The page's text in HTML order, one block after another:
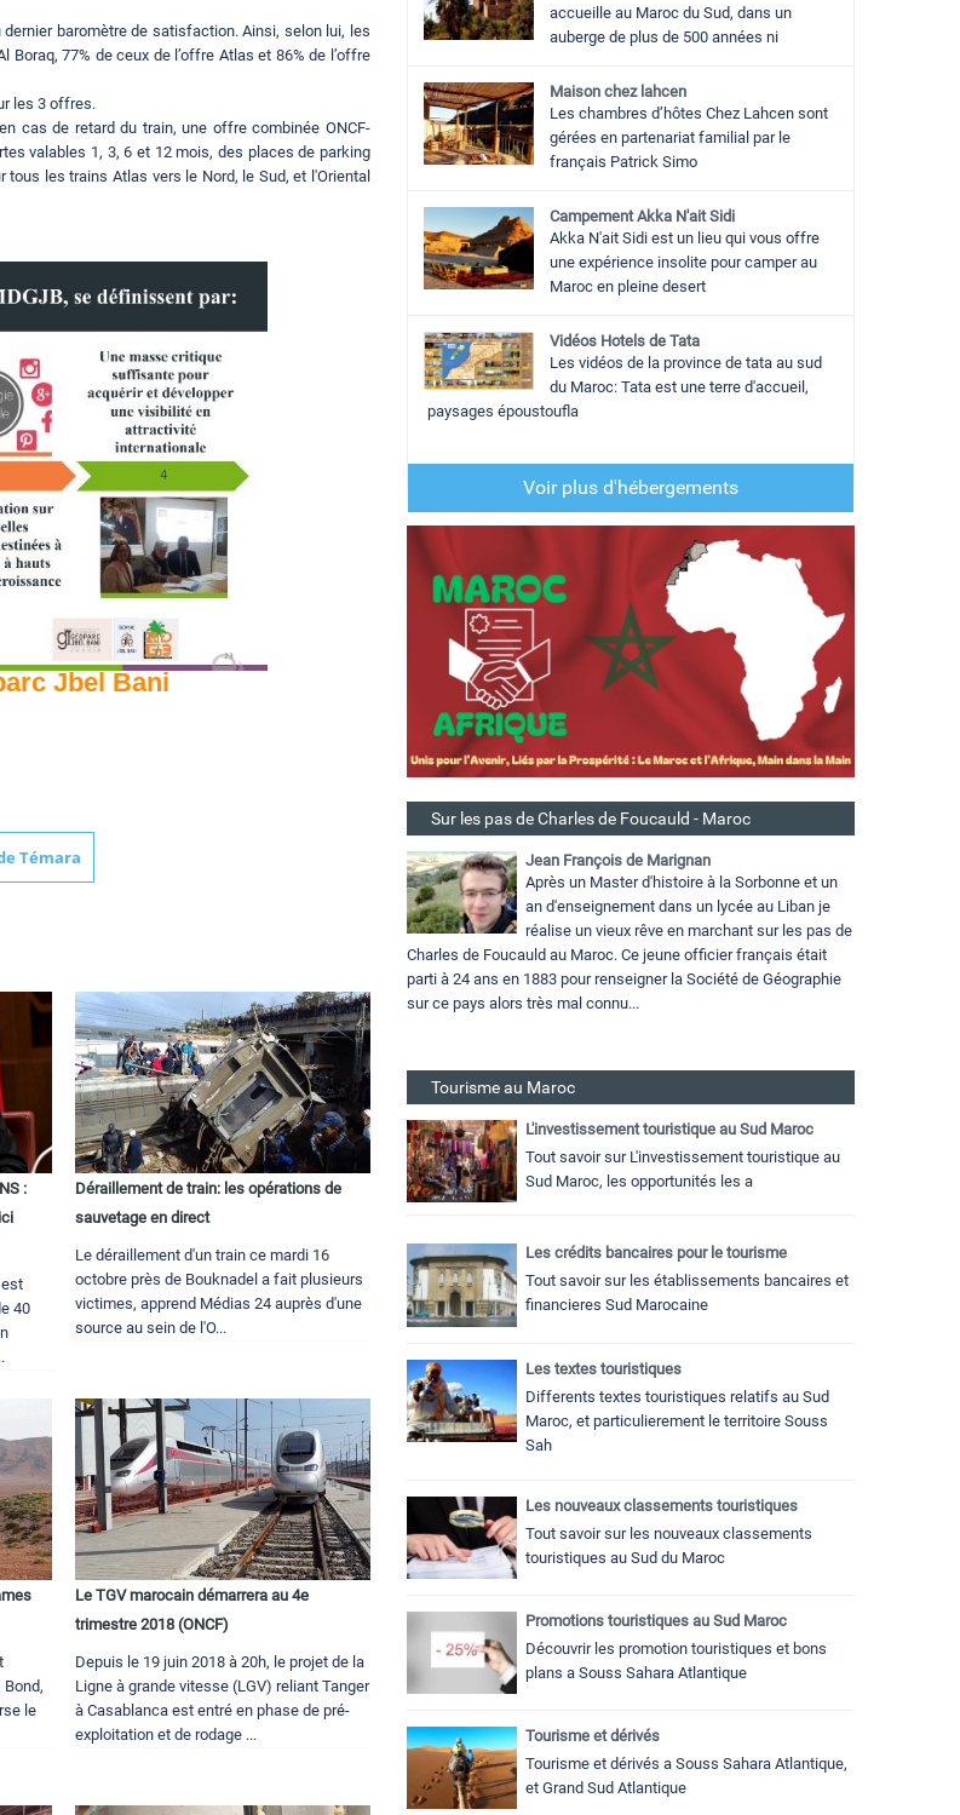
baromètre de satisfaction. Ainsi, selon lui, les
77% de ceux de l’offre Atlas et 86% de l’offre
les 3 offres.
cas de retard du train, une offre combinée ONCF-
valables 1, 3, 6 et 12 mois, des places de parking
les trains Atlas vers le Nord, le Sud, et l'Oriental
Jbel Bani
Témara
:
40
Déraillement de train: les opérations de
sauvetage en direct
Le déraillement d'un train ce mardi 16
octobre près de Bouknadel a fait plusieurs
victimes, apprend Médias 24 auprès d'une
source au sein de l'O...
le
Le TGV marocain démarrera au 4e
trimestre 2018 (ONCF)
Depuis le 19 juin 2018 à 20h, le projet de la
Ligne à grande vitesse (LGV) reliant Tanger
à Casablanca est entré en phase de pré-
exploitation et de rodage ...
accueille au Maroc du Sud, dans un
auberge de plus de 500 années ni
Maison chez lahcen
Les chambres d’hôtes Chez Lahcen sont
gérées en partenariat familial par le
français Patrick Simo
Campement Akka N'ait Sidi
Akka N'ait Sidi est un lieu qui vous offre
une expérience insolite pour camper au
Maroc en pleine desert
Vidéos Hotels de Tata
Les vidéos de la province de tata au sud
du Maroc: Tata est une terre d'accueil,
paysages époustoufla
Voir plus d'hébergements
Sur les pas de Charles de Foucauld - Maroc
Jean François de Marignan
Après un Master d'histoire à la Sorbonne et un
an d'enseignement dans un lycée au Liban je
réalise un vieux rêve en marchant sur les pas de
Charles de Foucauld au Maroc. Ce jeune officier français était
parti à 24 ans en 1883 pour renseigner la Société de Géographie
sur ce pays alors très mal connu...
Tourisme au Maroc
L'investissement touristique au Sud Maroc
Tout savoir sur L'investissement touristique au
Sud Maroc, les opportunités les a
Les crédits bancaires pour le tourisme
Tout savoir sur les établissements bancaires et
financieres Sud Marocaine
Les textes touristiques
Differents textes touristiques relatifs au Sud
Maroc, et particulierement le territoire Souss
Sah
Les nouveaux classements touristiques
Tout savoir sur les nouveaux classements
touristiques au Sud du Maroc
Promotions touristiques au Sud Maroc
Découvrir les promotion touristiques et bons
plans a Souss Sahara Atlantique
Tourisme et dérivés
Tourisme et dérivés a Souss Sahara Atlantique,
et Grand Sud Atlantique